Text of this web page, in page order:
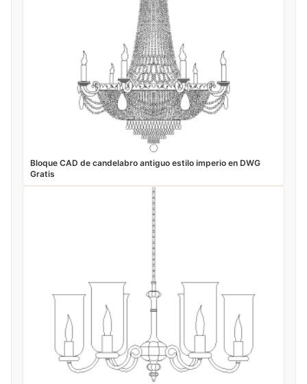
Bloque CAD de candelabro antiguo estilo imperio en DWG
Gratis